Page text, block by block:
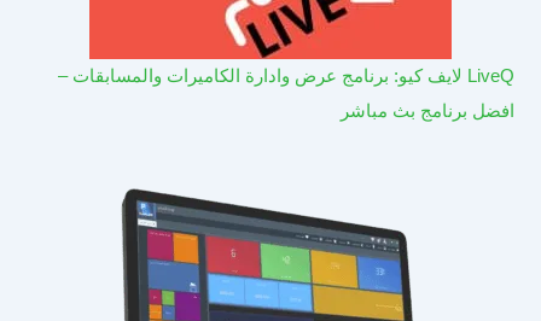
LiveQ لايف كيو: برنامج عرض وادارة الكاميرات والمسابقات –
افضل برنامج بث مباشر